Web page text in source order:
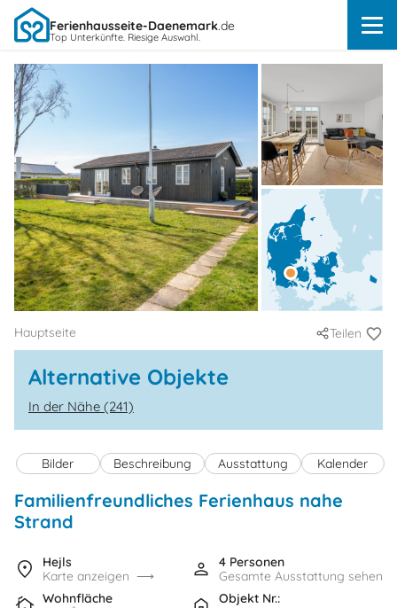
Ferienhausseite-Daenemark.de
Top Unterkünfte. Riesige Auswahl.
Hauptseite Teilen
Alternative Objekte
In der Nähe (241)
Bilder Beschreibung Ausstattung Kalender
Familienfreundliches Ferienhaus nahe
Strand
Hejls
Karte anzeigen
4 Personen
Gesamte Ausstattung sehen
Wohnfläche
Objekt Nr.: